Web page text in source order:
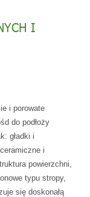
I
i porowate
do podłoży
gładki i
i
powierzchni,
typu stropy,
się doskonałą